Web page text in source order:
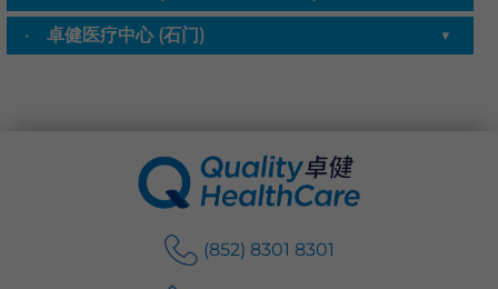
卓健医疗中心 (石门) ▼
(852) 8301 8301